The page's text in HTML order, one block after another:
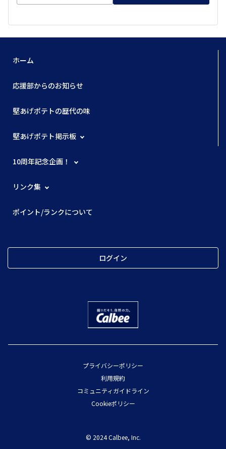
ホーム
応援部からのお知らせ
堅あげポテトの歴代の味
堅あげポテト掲示板
10周年記念企画！
リンク集
ポイント/ランクについて
ログイン
プライバシーポリシー
利用規約
コミュニティガイドライン
Cookieポリシー
© 2024 Calbee, Inc.